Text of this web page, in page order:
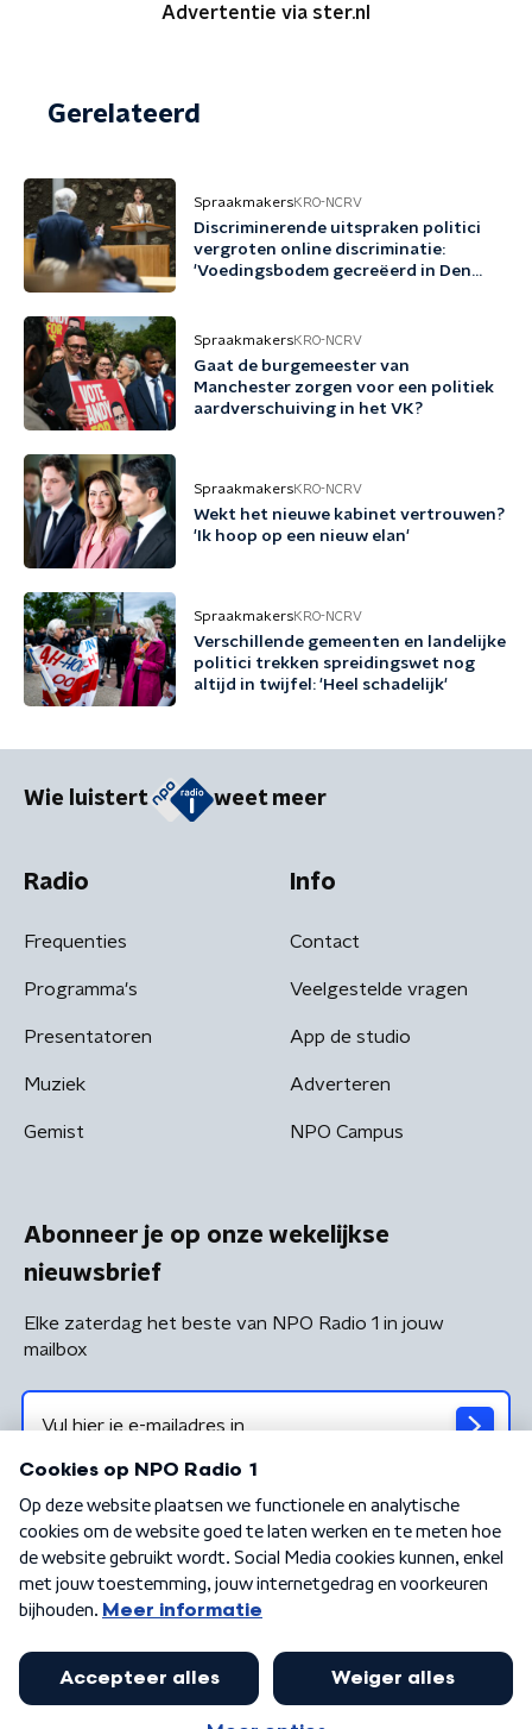
Advertentie via ster.nl
Gerelateerd
SpraakmakersKRO-NCRV
Discriminerende uitspraken politici
vergroten online discriminatie:
'Voedingsbodem gecreëerd in Den
SpraakmakersKRO-NCRV
Gaat de burgemeester van
Manchester zorgen voor een politiek
aardverschuiving in het VK?
SpraakmakersKRO-NCRV
Wekt het nieuwe kabinet vertrouwen?
'Ik hoop op een nieuw elan'
SpraakmakersKRO-NCRV
Verschillende gemeenten en landelijke
politici trekken spreidingswet nog
altijd in twijfel: 'Heel schadelijk'
Wie luistert weet meer
Radio
Frequenties
Programma's
Presentatoren
Muziek
Gemist
Info
Contact
Veelgestelde vragen
App de studio
Adverteren
NPO Campus
Abonneer je op onze wekelijkse
nieuwsbrief
Elke zaterdag het beste van NPO Radio 1 in jouw
mailbox
Algemene voorwaarden